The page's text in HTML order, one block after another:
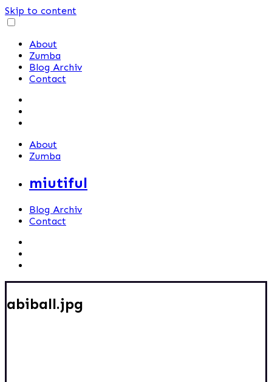
Skip to content
About
Zumba
Blog Archiv
Contact
About
Zumba
miutiful
Blog Archiv
Contact
abiball.jpg